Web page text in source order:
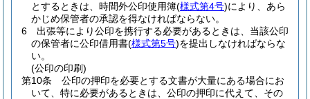
とするときは、時間外公印使用簿(様式第4号)により、あら
かじめ保管者の承認を得なければならない。
6
出張等により公印を携行する必要があるときは、当該公印
の保管者に公印借用書(様式第5号)を提出しなければならな
い。
(公印の印刷)
第10条
公印の押印を必要とする文書が大量にある場合にお
いて、特に必要があるときは、公印の押印に代えて、その